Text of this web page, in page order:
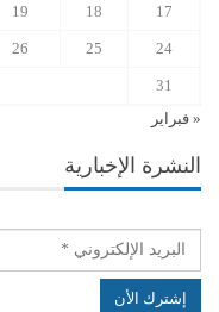
17
18
19
24
25
26
31
« فبراير
النشرة الإخبارية